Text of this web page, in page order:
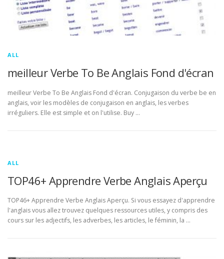
ALL
meilleur Verbe To Be Anglais Fond d'écran
meilleur Verbe To Be Anglais Fond d'écran. Conjugaison du verbe be en
anglais, voir les modèles de conjugaison en anglais, les verbes
irréguliers. Elle est simple et on l'utilise. Buy …
ALL
TOP46+ Apprendre Verbe Anglais Aperçu
TOP46+ Apprendre Verbe Anglais Aperçu. Si vous essayez d'apprendre
l'anglais vous allez trouvez quelques ressources utiles, y compris des
cours sur les adjectifs, les adverbes, les articles, le féminin, la …